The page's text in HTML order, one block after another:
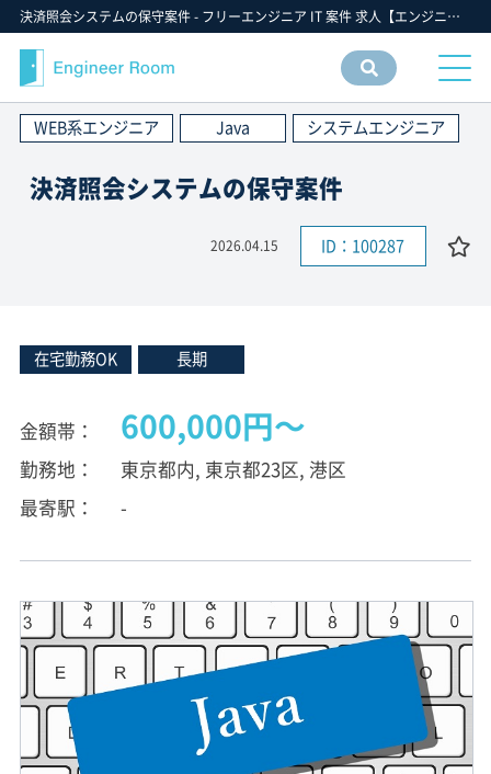
決済照会システムの保守案件 - フリーエンジニア IT 案件 求人【エンジニアルーム】ITフリーランス ITエンジニア IT個人事業主 仕事 転職 募集
情報
検索
WEB系エンジニア Java システムエンジニア
決済照会システムの保守案件
2026.04.15 ID：100287
在宅勤務OK 長期
金額帯 600,000円〜
勤務地
東京都内, 東京都23区, 港区
最寄駅
-